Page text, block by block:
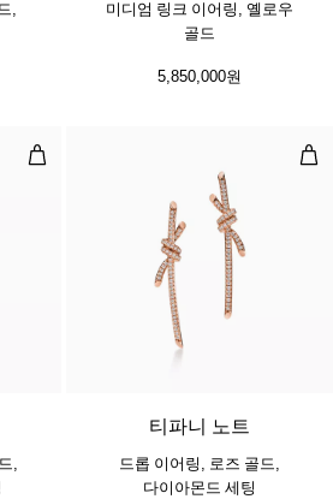
,
미디엄 링크 이어링, 옐로우
골드
5,850,000원
스몰 락 이어링, 로즈 골드, 파베 다
3 소재
,
드
티파니 노트
드롭 이어링, 로즈 골드,
다이아몬드 세팅